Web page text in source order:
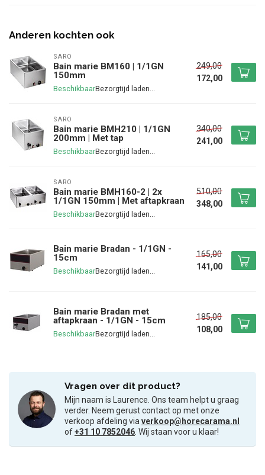
Anderen kochten ook
SARO
Bain marie BM160 | 1/1GN
150mm
Beschikbaar
249,00
172,00
SARO
Bain marie BMH210 | 1/1GN
200mm | Met tap
Beschikbaar
340,00
241,00
SARO
Bain marie BMH160-2 | 2x
1/1GN 150mm | Met aftapkraan
Beschikbaar
510,00
348,00
Bain marie Bradan - 1/1GN -
15cm
Beschikbaar
165,00
141,00
Bain marie Bradan met
aftapkraan - 1/1GN - 15cm
Beschikbaar
185,00
108,00
Vragen over dit product?
Mijn naam is Laurence. Ons team helpt u graag
verder. Neem gerust contact op met onze
verkoop afdeling viaverkoop@horecarama.nl
of+31 10 7852046. Wij staan voor u klaar!